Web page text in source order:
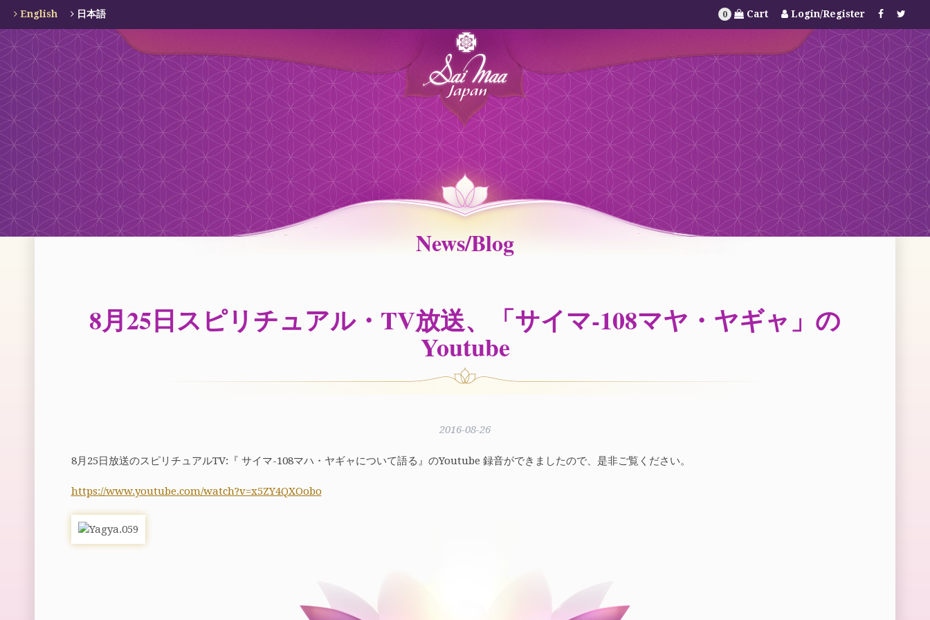
English 日本語 0 Cart Login/Register
News/Blog
8月25日スピリチュアル・TV放送、「サイマ-108マヤ・ヤギャ」の
Youtube
2016-08-26
8月25日放送のスピリチュアルTV:『 サイマ-108マハ・ヤギャについて語る』のYoutube 録音ができましたので、是非ご覧ください。
https://www.youtube.com/watch?v=x5ZY4QXOobo